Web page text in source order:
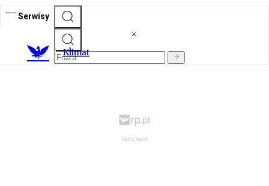
Serwisy
Klimat